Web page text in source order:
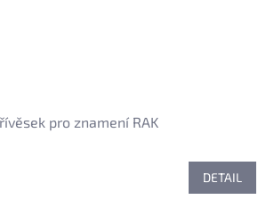
pro znamení RAK
DETAIL